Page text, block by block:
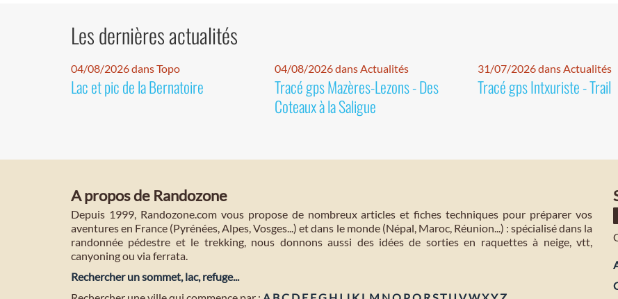
Les dernières actualités
04/08/2026 dans Topo
Lac et pic de la Bernatoire
04/08/2026 dans Actualités
Tracé gps Mazères-Lezons - Des
Coteaux à la Saligue
31/07/2026 dans Actualités
Tracé gps Intxuriste - Trail
A propos de Randozone
Depuis 1999, Randozone.com vous propose de nombreux articles et fiches techniques pour préparer vos
aventures en France (Pyrénées, Alpes, Vosges...) et dans le monde (Népal, Maroc, Réunion...) : spécialisé dans la
randonnée pédestre et le trekking, nous donnons aussi des idées de sorties en raquettes à neige, vtt,
canyoning ou via ferrata.
Rechercher un sommet, lac, refuge...